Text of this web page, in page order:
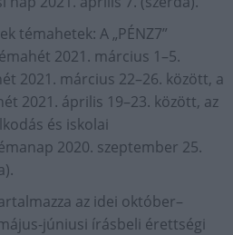
témahetek: A „PÉNZ7”
2021. március 1–5.
2021. március 22–26. között, a
2021. április 19–23. között, az
és iskolai
2020. szeptember 25.
az idei október–
júniusi írásbeli érettségi